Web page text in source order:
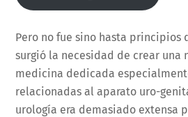
Pero no fue sino hasta principios
surgió la necesidad de crear una
medicina dedicada
relacionadas al aparato uro-
urología era demasiado extensa